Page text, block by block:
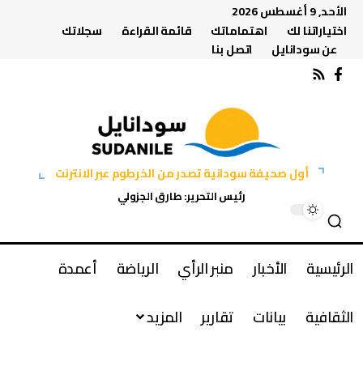
الأحد, 9 أغسطس 2026
اختياراتنا لك
اهتماماتك قائمة القراءة
سجلاتك
عن سودانايل
اتصل بنا
أول صحيفة سودانية تصدر من الخرطوم عبر الانترنت
رئيس التحرير: طارق الجزولي
الرئيسية الأخبار منبر الرأي الرياضة
أعمدة
الثقافية
بيانات تقارير المزيد